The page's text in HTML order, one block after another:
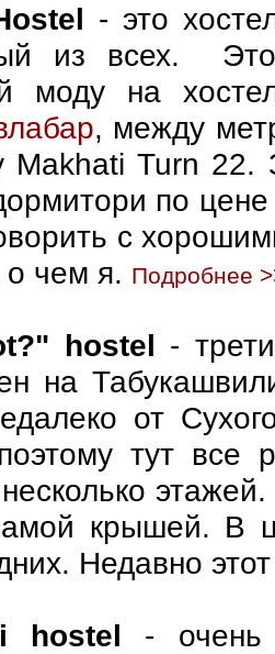
- это
из всех.
моду на
, между
Makhati Turn
по
с
о чем я. Подробнее
hostel -
на
от
тут все
крышей. В
Недавно
hostel - очень